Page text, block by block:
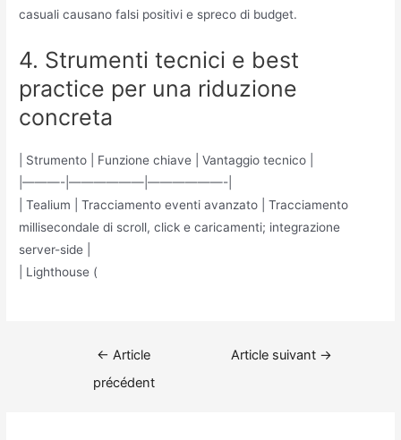
casuali causano falsi positivi e spreco di budget.
4. Strumenti tecnici e best
practice per una riduzione
concreta
| Strumento | Funzione chiave | Vantaggio tecnico |
|———-|——————|——————-|
| Tealium | Tracciamento eventi avanzato | Tracciamento
millisecondale di scroll, click e caricamenti; integrazione
server-side |
| Lighthouse (
Navigation← Article
précédent
Article suivant →